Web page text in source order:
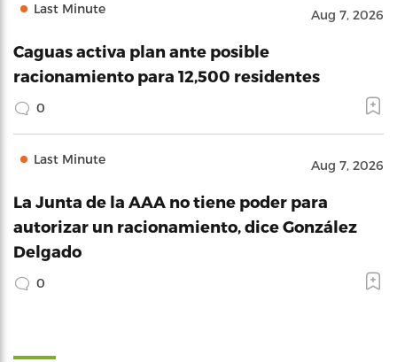
Last Minute Aug 7, 2026
Caguas activa plan ante posible
racionamiento para 12,500 residentes
0
Last Minute Aug 7, 2026
La Junta de la AAA no tiene poder para
autorizar un racionamiento, dice González
Delgado
0